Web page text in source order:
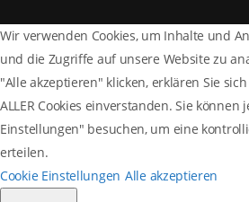
Wir verwenden Cookies, um Inhalte und
und die Zugriffe auf unsere Website zu
"Alle akzeptieren" klicken, erklären Sie
ALLER Cookies einverstanden. Sie können
Einstellungen" besuchen, um eine
erteilen.
Cookie Einstellungen Alle akzeptieren